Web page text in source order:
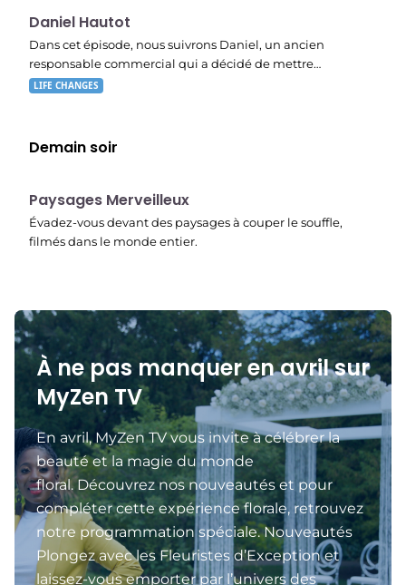
19:47
Daniel Hautot
Dans cet épisode, nous suivrons Daniel, un ancien
responsable commercial qui a décidé de mettre…
LIFE CHANGES
Demain soir
22:40
Paysages Merveilleux
Évadez-vous devant des paysages à couper le souffle,
filmés dans le monde entier.
À ne pas manquer en avril sur
MyZen TV
En avril, MyZen TV vous invite à célébrer la
beauté et la magie du monde
floral. Découvrez nos nouveautés et pour
compléter cette expérience florale, retrouvez
notre programmation spéciale. Nouveautés
Plongez avec les Fleuristes d’Exception et
laissez-vous emporter par l’univers des